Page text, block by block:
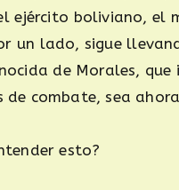
ejército boliviano, el
un lado, sigue
de Morales, que
de combate, sea
esto?